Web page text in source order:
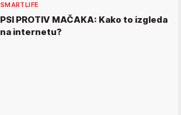
SMARTLIFE
PSI PROTIV MAČAKA: Kako to izgleda
na internetu?